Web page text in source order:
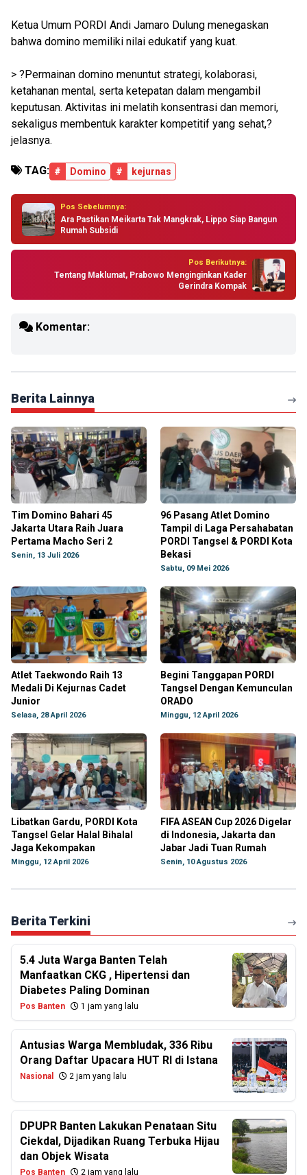
Ketua Umum PORDI Andi Jamaro Dulung menegaskan
bahwa domino memiliki nilai edukatif yang kuat.
> ?Permainan domino menuntut strategi, kolaborasi,
ketahanan mental, serta ketepatan dalam mengambil
keputusan. Aktivitas ini melatih konsentrasi dan memori,
sekaligus membentuk karakter kompetitif yang sehat,?
jelasnya.
TAG: # Domino # kejurnas
Pos Sebelumnya:
Ara Pastikan Meikarta Tak Mangkrak, Lippo Siap Bangun
Rumah Subsidi
Pos Berikutnya:
Tentang Maklumat, Prabowo Menginginkan Kader
Gerindra Kompak
Komentar:
Berita Lainnya
Tim Domino Bahari 45
Jakarta Utara Raih Juara
Pertama Macho Seri 2
Senin, 13 Juli 2026
96 Pasang Atlet Domino
Tampil di Laga Persahabatan
PORDI Tangsel & PORDI Kota
Bekasi
Sabtu, 09 Mei 2026
Atlet Taekwondo Raih 13
Medali Di Kejurnas Cadet
Junior
Selasa, 28 April 2026
Begini Tanggapan PORDI
Tangsel Dengan Kemunculan
ORADO
Minggu, 12 April 2026
Libatkan Gardu, PORDI Kota
Tangsel Gelar Halal Bihalal
Jaga Kekompakan
Minggu, 12 April 2026
FIFA ASEAN Cup 2026 Digelar
di Indonesia, Jakarta dan
Jabar Jadi Tuan Rumah
Senin, 10 Agustus 2026
Berita Terkini
5.4 Juta Warga Banten Telah
Manfaatkan CKG , Hipertensi dan
Diabetes Paling Dominan
Pos Banten 1 jam yang lalu
Antusias Warga Membludak, 336 Ribu
Orang Daftar Upacara HUT RI di Istana
Nasional 2 jam yang lalu
DPUPR Banten Lakukan Penataan Situ
Ciekdal, Dijadikan Ruang Terbuka Hijau
dan Objek Wisata
Pos Banten 2 jam yang lalu